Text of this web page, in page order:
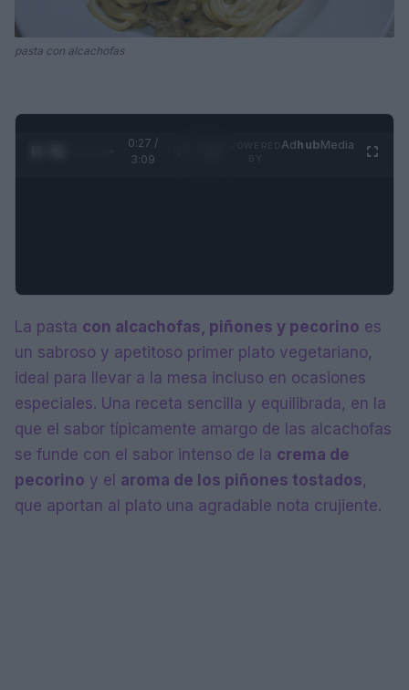
pasta con alcachofas
0:27 /
3:09
AdhubMedia
La pasta con alcachofas, piñones y pecorino es
un sabroso y apetitoso primer plato vegetariano,
ideal para llevar a la mesa incluso en ocasiones
especiales. Una receta sencilla y equilibrada, en la
que el sabor típicamente amargo de las alcachofas
se funde con el sabor intenso de la crema de
pecorino y el aroma de los piñones tostados,
que aportan al plato una agradable nota crujiente.